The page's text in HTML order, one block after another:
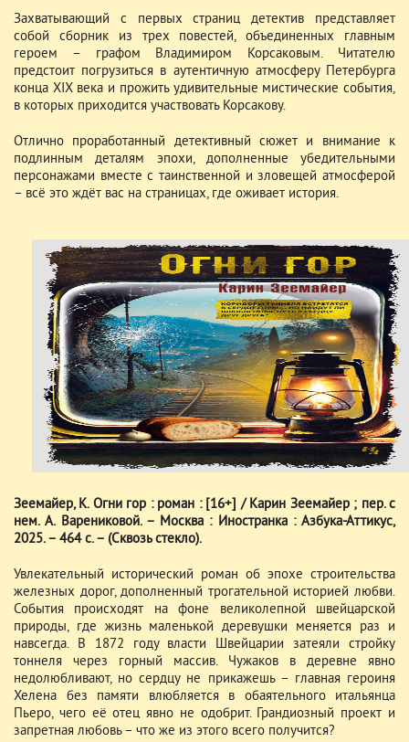
Захватывающий с первых страниц детектив представляет
собой сборник из трех повестей, объединенных главным
героем – графом Владимиром Корсаковым. Читателю
предстоит погрузиться в аутентичную атмосферу Петербурга
конца XIX века и прожить удивительные мистические события,
в которых приходится участвовать Корсакову.
Отлично проработанный детективный сюжет и внимание к
подлинным деталям эпохи, дополненные убедительными
персонажами вместе с таинственной и зловещей атмосферой
– всё это ждёт вас на страницах, где оживает история.
Зеемайер, К. Огни гор : роман : [16+] / Карин Зеемайер ; пер. с
нем. А. Варениковой. – Москва : Иностранка : Азбука-Аттикус,
2025. – 464 с. – (Сквозь стекло).
Увлекательный исторический роман об эпохе строительства
железных дорог, дополненный трогательной историей любви.
События происходят на фоне великолепной швейцарской
природы, где жизнь маленькой деревушки меняется раз и
навсегда. В 1872 году власти Швейцарии затеяли стройку
тоннеля через горный массив. Чужаков в деревне явно
недолюбливают, но сердцу не прикажешь – главная героиня
Хелена без памяти влюбляется в обаятельного итальянца
Пьеро, чего её отец явно не одобрит. Грандиозный проект и
запретная любовь – что же из этого всего получится?